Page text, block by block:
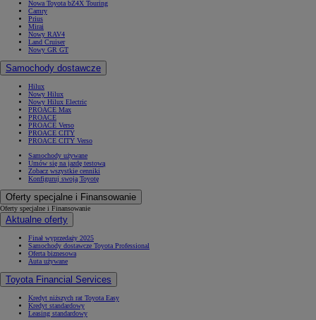
Nowa Toyota bZ4X Touring
Camry
Prius
Mirai
Nowy RAV4
Land Cruiser
Nowy GR GT
Samochody dostawcze
Hilux
Nowy Hilux
Nowy Hilux Electric
PROACE Max
PROACE
PROACE Verso
PROACE CITY
PROACE CITY Verso
Samochody używane
Umów się na jazdę testową
Zobacz wszystkie cenniki
Konfiguruj swoją Toyotę
Oferty specjalne i Finansowanie
Oferty specjalne i Finansowanie
Aktualne oferty
Finał wyprzedaży 2025
Samochody dostawcze Toyota Professional
Oferta biznesowa
Auta używane
Toyota Financial Services
Kredyt niższych rat Toyota Easy
Kredyt standardowy
Leasing standardowy